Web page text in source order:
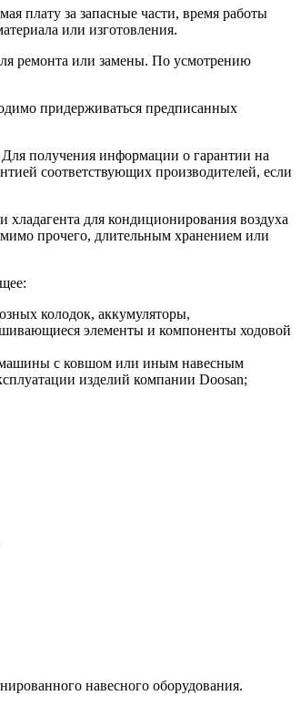
плату за запасные части, время работы
или изготовления.
ремонта или замены. По усмотрению
придерживаться предписанных
получения информации о гарантии на
соответствующих производителей, если
для кондиционирования воздуха
прочего, длительным хранением или
колодок, аккумуляторы,
элементы и компоненты ходовой
машины с ковшом или иным навесным
изделий компании Doosan;
навесного оборудования.